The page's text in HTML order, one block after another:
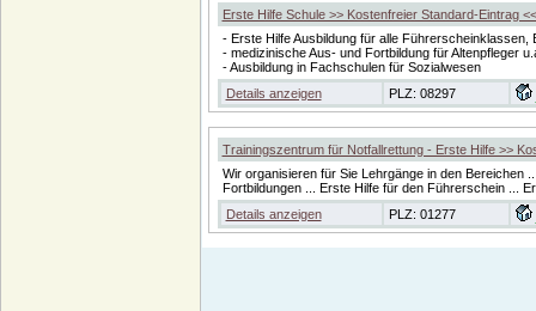
Erste Hilfe Schule >> Kostenfreier Standard-Eintrag <<
- Erste Hilfe Ausbildung für alle
- medizinische Aus- und Fortbildung für Altenpfleger
- Ausbildung in Fachschulen für Sozialwesen
Details anzeigen
PLZ: 08297
Trainingszentrum für Notfallrettung - Erste Hilfe >>
Wir organisieren für Sie Lehrgänge in den Bereichen
Fortbildungen ... Erste Hilfe für den Führerschein ...
Details anzeigen
PLZ: 01277